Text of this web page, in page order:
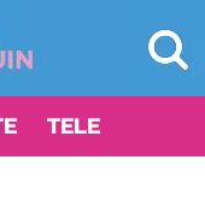
TELE